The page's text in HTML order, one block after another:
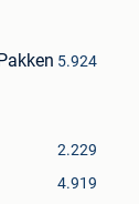
5.924
2.229
4.919